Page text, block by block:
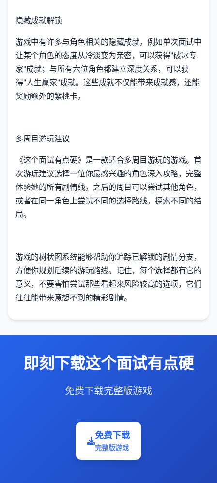
隐藏成就解锁
游戏中有许多与角色相关的隐藏成就。例如单次面试中
让某个角色的态度从冷淡变为亲密，可以获得"破冰专
家"成就；与所有六位角色都建立深度关系，可以获
得"人生赢家"成就。这些成就不仅能带来成就感，还能
奖励额外的紫桃卡。
多周目游玩建议
《这个面试有点硬》是一款适合多周目游玩的游戏。首
次游玩建议选择一位你最感兴趣的角色深入攻略，完整
体验她的所有剧情线。之后的周目可以尝试其他角色，
或者在同一角色上尝试不同的选择路线，探索不同的结
局。
游戏的树状图系统能够帮助你追踪已解锁的剧情分支，
方便你规划后续的游玩路线。记住，每个选择都有它的
意义，不要害怕尝试那些看起来风险较高的选项，它们
往往能带来意想不到的精彩剧情。
即刻下载这个面试有点硬
免费下载完整版游戏
免费下载
完整版游戏